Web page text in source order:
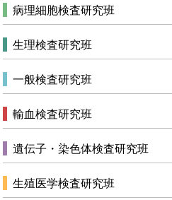
病理細胞検査研究班
生理検査研究班
一般検査研究班
輸血検査研究班
遺伝子・染色体検査研究班
生殖医学検査研究班